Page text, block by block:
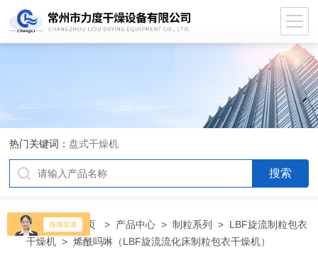
热门关键词： 盘式干燥机
当前位置：首页 > 产品中心 >制粒系列 > LBF旋流制粒包衣
干燥机 > 烯酰吗啉（LBF旋流流化床制粒包衣干燥机）